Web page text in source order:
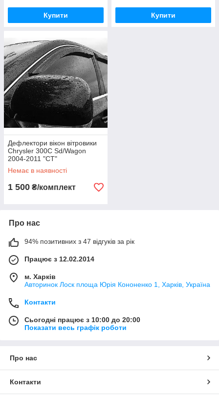
Купити Купити
Дефлектори вікон вітровики
Chrysler 300C Sd/Wagon
2004-2011 "CT"
Немає в наявності
1 500 ₴/комплект
Про нас
94% позитивних з 47 відгуків за рік
Працює з 12.02.2014
м. Харків
Авторинок Лоск площа Юрія Кононенко 1, Харків, Україна
Контакти
Сьогодні працює з 10:00 до 20:00
Показати весь графік роботи
Про нас
Контакти